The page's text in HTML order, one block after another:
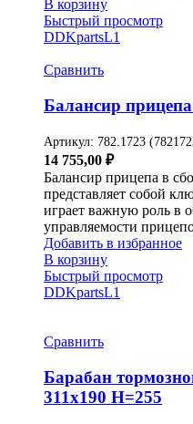
В корзину
Быстрый просмотр
DDKpartsL1
Сравнить
Балансир прицепа
Артикул: 782.1723
14 755,00 ₽
Балансир прицепа в
представляет собой
играет важную роль в
управляемости
Добавить в избранное
В корзину
Быстрый просмотр
DDKpartsL1
Сравнить
Барабан
311х190 H=255